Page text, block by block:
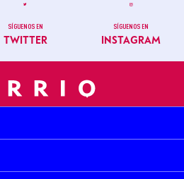
SÍGUENOS EN
TWITTER
SÍGUENOS EN
INSTAGRAM